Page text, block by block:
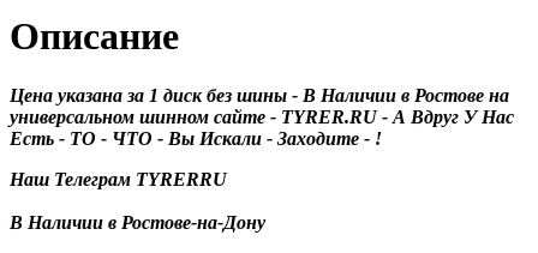
Описание
Цена указана за 1 диск без шины - В Наличии в Ростове на
универсальном шинном сайте - TYRER.RU - А Вдруг У Нас
Есть - ТО - ЧТО - Вы Искали - Заходите - !
Наш Телеграм TYRERRU
В Наличии в Ростове-на-Дону